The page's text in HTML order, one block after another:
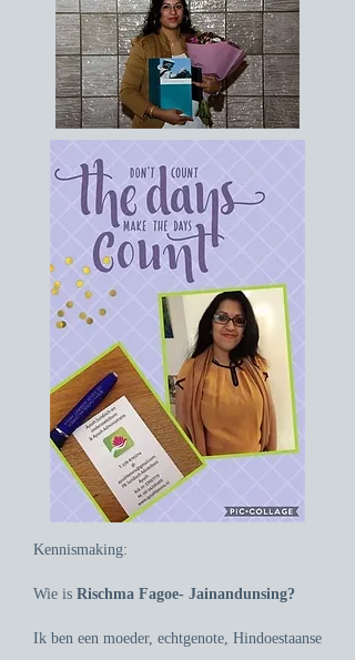
Kennismaking:
Wie is Rischma Fagoe- Jainandunsing?
Ik ben een moeder, echtgenote, Hindoestaanse